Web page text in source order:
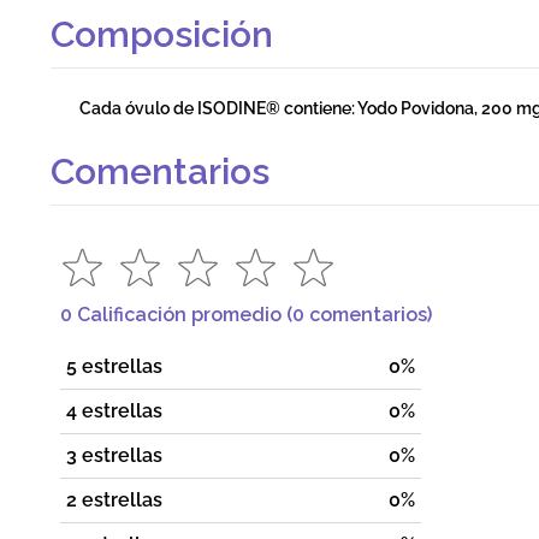
Composición
Cada óvulo de ISODINE® contiene: Yodo Povidona, 200
Comentarios
0 Calificación promedio (0 comentarios)
5 estrellas
0%
4 estrellas
0%
3 estrellas
0%
2 estrellas
0%